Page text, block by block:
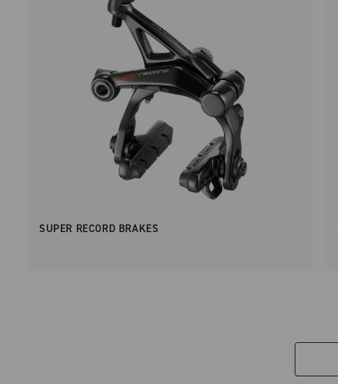
SUPER RECORD BRAKES